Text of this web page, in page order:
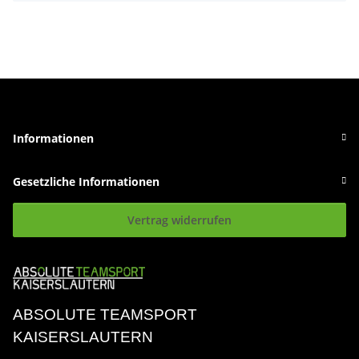
Informationen
Gesetzliche Informationen
Vertrag widerrufen
ABSOLUTE TEAMSPORT
KAISERSLAUTERN